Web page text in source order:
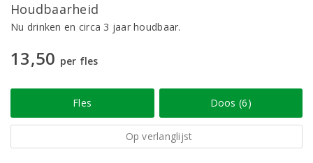
Houdbaarheid
Nu drinken en circa 3 jaar houdbaar.
13,50 per fles
Fles Doos (6)
Op verlanglijst